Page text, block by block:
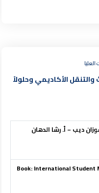
والتنقل الأكاديمي وحلولاً
ديب – أ. رشا الدهان
Book: International Student